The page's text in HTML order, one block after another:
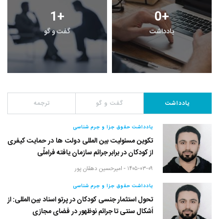
1+
گفت و گو
0+
یادداشت
یادداشت گفت و گو ترجمه
یادداشت حقوق جزا و جرم شناسی
تکوین مسئولیت بین المللی دولت ها در حمایت کیفری
از کودکان در برابر جرائم سازمان یافته فراملّی
۱۴۰۵-۰۳-۰۹ - امیرحسین دهقان پور
یادداشت حقوق جزا و جرم شناسی
تحول استثمار جنسی کودکان در پرتو اسناد بین المللی: از
اَشکال سنتی تا جرائم نوظهور در فضای مجازی